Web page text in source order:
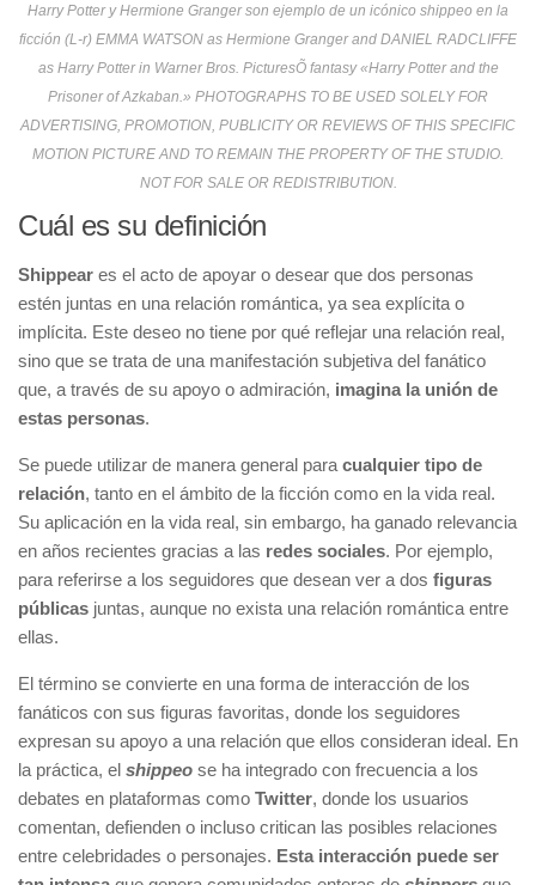
Harry Potter y Hermione Granger son ejemplo de un icónico shippeo en la
ficción (L-r) EMMA WATSON as Hermione Granger and DANIEL RADCLIFFE
as Harry Potter in Warner Bros. PicturesÕ fantasy «Harry Potter and the
Prisoner of Azkaban.» PHOTOGRAPHS TO BE USED SOLELY FOR
ADVERTISING, PROMOTION, PUBLICITY OR REVIEWS OF THIS SPECIFIC
MOTION PICTURE AND TO REMAIN THE PROPERTY OF THE STUDIO.
NOT FOR SALE OR REDISTRIBUTION.
Cuál es su definición
Shippear es el acto de apoyar o desear que dos personas
estén juntas en una relación romántica, ya sea explícita o
implícita. Este deseo no tiene por qué reflejar una relación real,
sino que se trata de una manifestación subjetiva del fanático
que, a través de su apoyo o admiración, imagina la unión de
estas personas.
Se puede utilizar de manera general para cualquier tipo de
relación, tanto en el ámbito de la ficción como en la vida real.
Su aplicación en la vida real, sin embargo, ha ganado relevancia
en años recientes gracias a las redes sociales. Por ejemplo,
para referirse a los seguidores que desean ver a dos figuras
públicas juntas, aunque no exista una relación romántica entre
ellas.
El término se convierte en una forma de interacción de los
fanáticos con sus figuras favoritas, donde los seguidores
expresan su apoyo a una relación que ellos consideran ideal. En
la práctica, el shippeo se ha integrado con frecuencia a los
debates en plataformas como Twitter, donde los usuarios
comentan, defienden o incluso critican las posibles relaciones
entre celebridades o personajes. Esta interacción puede ser